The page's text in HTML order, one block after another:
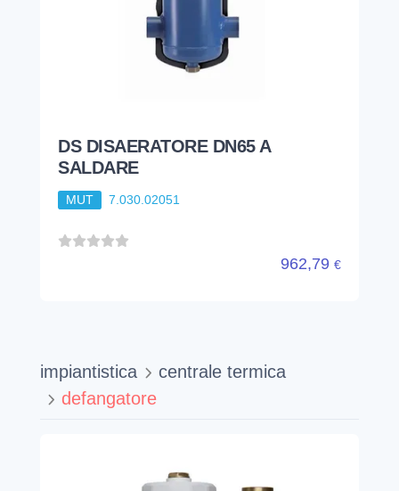
DS DISAERATORE DN65 A
SALDARE
MUT 7.030.02051
962,79 €
impiantistica
centrale termica
defangatore